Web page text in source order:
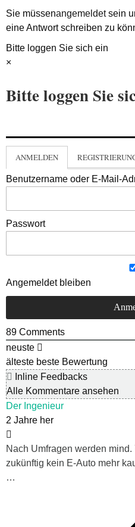
Sie müssenangemeldetsein
eine Antwort schreiben zu
Bitte loggen Sie sich ein
×
Bitte loggen Sie
ANMELDEN
Benutzername oder E-Mail-
Passwort
Angemeldet bleiben
89 Comments
neuste
älteste beste Bewertung
Inline Feedbacks
Alle Kommentare ansehen
Der Ingenieur
2 Jahre her
Nach Umfragen werden
zukünftig kein E-Auto mehr
…